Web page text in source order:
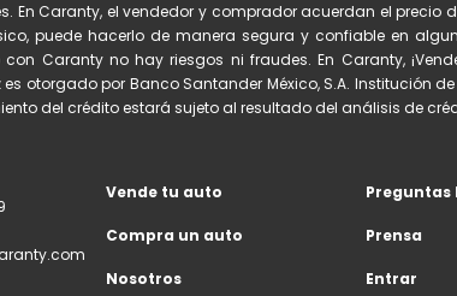
En Caranty, el vendedor y comprador acuerdan el precio
puede hacerlo de manera segura y confiable en
con Caranty no hay riesgos ni fraudes. En Caranty,
otorgado por Banco Santander México, S.A. Institución
del crédito estará sujeto al resultado del análisis de
Vende tu auto Preguntas
Compra un auto Prensa
Nosotros Entrar